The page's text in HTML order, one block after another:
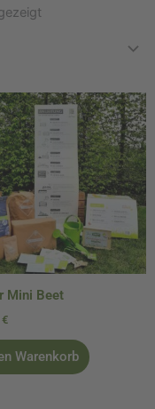
Mini Beet
€
Warenkorb